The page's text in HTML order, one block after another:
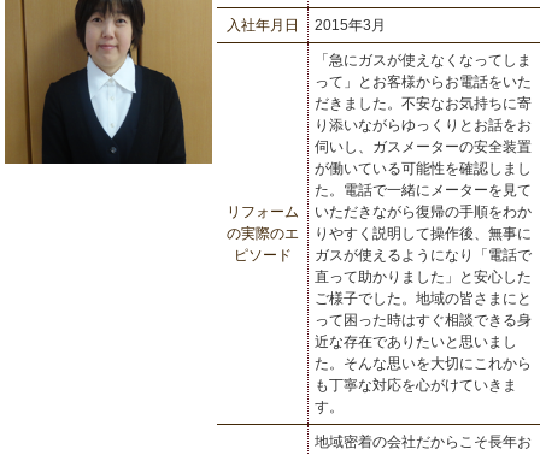
入社年月日 2015年3月
リフォーム
の実際のエ
ピソード
「急にガスが使えなくなってしま
って」とお客様からお電話をいた
だきました。不安なお気持ちに寄
り添いながらゆっくりとお話をお
伺いし、ガスメーターの安全装置
が働いている可能性を確認しまし
た。電話で一緒にメーターを見て
いただきながら復帰の手順をわか
りやすく説明して操作後、無事に
ガスが使えるようになり「電話で
直って助かりました」と安心した
ご様子でした。地域の皆さまにと
って困った時はすぐ相談できる身
近な存在でありたいと思いまし
た。そんな思いを大切にこれから
も丁寧な対応を心がけていきま
す。
地域密着の会社だからこそ長年お